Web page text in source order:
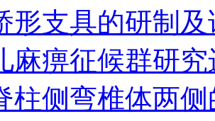
形支具的研制
麻痹征候群研
柱侧弯椎体两